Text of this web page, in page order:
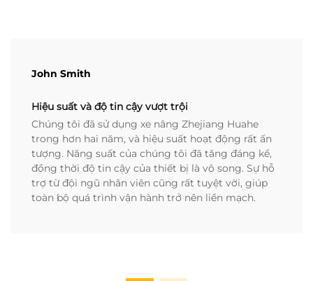
John Smith
Hiệu suất và độ tin cậy vượt trội
Chúng tôi đã sử dụng xe nâng Zhejiang Huahe
trong hơn hai năm, và hiệu suất hoạt động rất ấn
tượng. Năng suất của chúng tôi đã tăng đáng kể,
đồng thời độ tin cậy của thiết bị là vô song. Sự hỗ
trợ từ đội ngũ nhân viên cũng rất tuyệt vời, giúp
toàn bộ quá trình vận hành trở nên liền mạch.